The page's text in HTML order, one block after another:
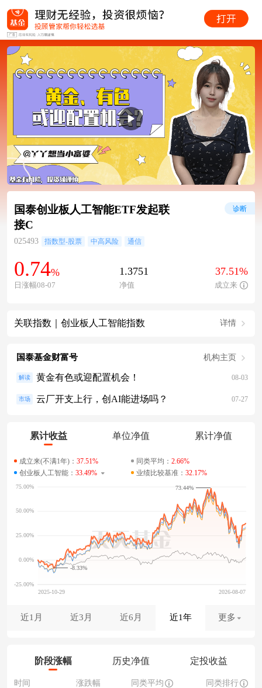
国泰创业板人工智能ETF发起联
接C
025493 指数型-股票 中高风险 通信
0.74%
日涨幅08-07
1.3751
净值
37.51%
成立来
诊断
关联指数｜创业板人工智能指数 详情
国泰基金财富号 机构主页
解读 黄金有色或迎配置机会！ 08-03
市场 云厂开支上行，创AI能进场吗？ 07-27
累计收益 单位净值 累计净值
成立来(不满1年)： 37.51% 同类平均： 2.66%
创业板人工智能： 33.49% 业绩比较基准： 32.17%
-8.33%
73.44%
近1月 近3月 近6月 近1年 更多
阶段涨幅 历史净值 定投收益
时间 涨跌幅 同类平均 同类排行